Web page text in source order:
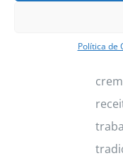
Política de